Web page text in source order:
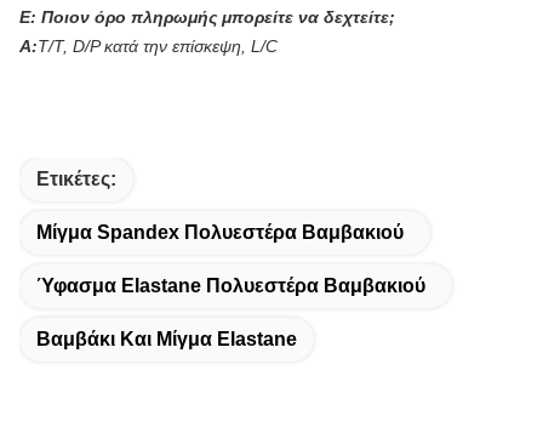
Ε: Ποιον όρο πληρωμής μπορείτε να δεχτείτε;
Α:T/T, D/P κατά την επίσκεψη, L/C
Ετικέτες:
Μίγμα Spandex Πολυεστέρα Βαμβακιού
Ύφασμα Elastane Πολυεστέρα Βαμβακιού
Βαμβάκι Και Μίγμα Elastane